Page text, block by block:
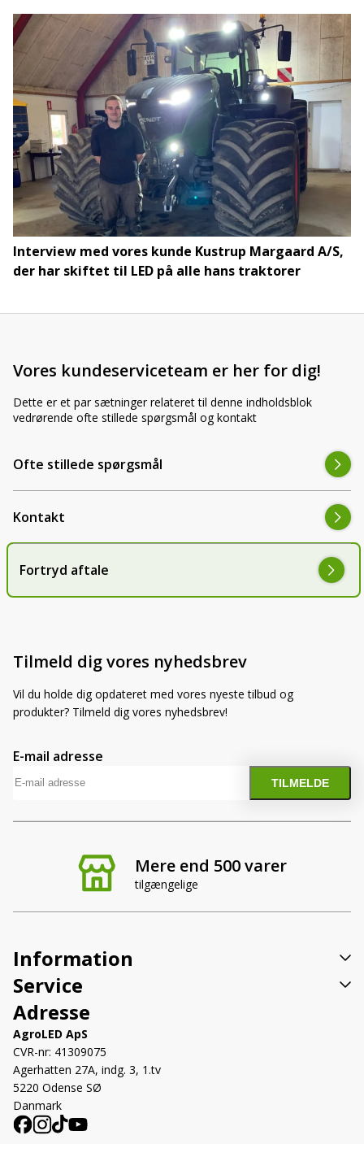
Interview med vores kunde Kustrup Margaard A/S,
der har skiftet til LED på alle hans traktorer
Mere end 500 varer
tilgængelige
Vores kundeserviceteam er her for dig!
Dette er et par sætninger relateret til denne indholdsblok
vedrørende ofte stillede spørgsmål og kontakt
Ofte stillede spørgsmål
Kontakt
Fortryd aftale
Tilmeld dig vores nyhedsbrev
Vil du holde dig opdateret med vores nyeste tilbud og
produkter? Tilmeld dig vores nyhedsbrev!
E-mail adresse
Information
Service
Adresse
AgroLED ApS
CVR-nr: 41309075
Agerhatten 27A, indg. 3, 1.tv
5220 Odense SØ
Danmark